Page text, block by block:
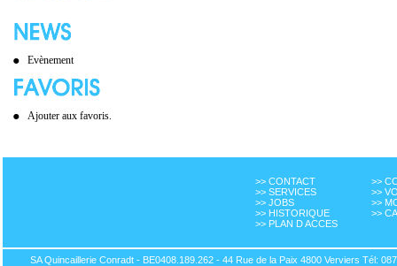
Evènement
Ajouter aux favoris.
>> CONTACT
>> SERVICES
>> JOBS
>> HISTORIQUE
>> PLAN D ACCES
>>
>>
>>
>>
SA Quincaillerie Conradt - BE0408.189.262 - 44 Rue de la Paix 4800 Verviers Tél: